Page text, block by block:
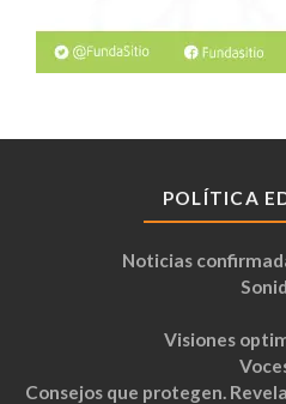
POLÍTICA
Noticias
Visiones
Consejos que protegen.